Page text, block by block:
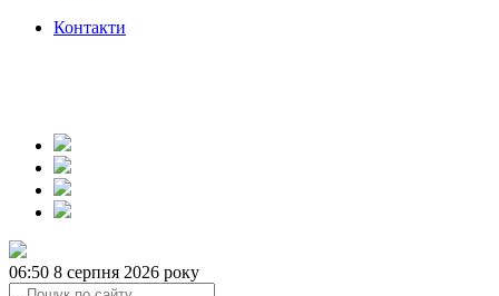
Контакти
06:50 8 серпня 2026 року